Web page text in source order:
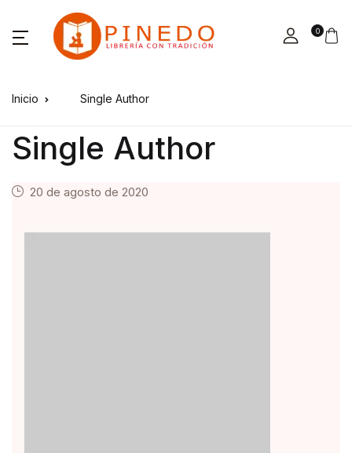
0
Inicio Single Author
Single Author
20 de agosto de 2020